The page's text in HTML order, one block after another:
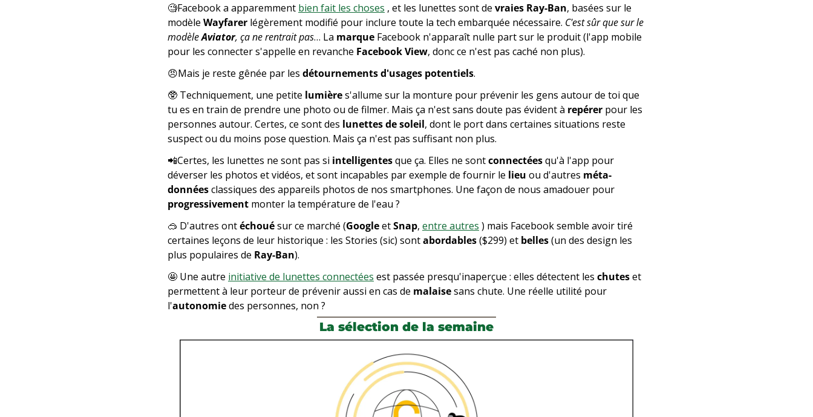
🧐Facebook a apparemment bien fait les choses , et les lunettes sont de vraies Ray-Ban, basées sur le
modèle Wayfarer légèrement modifié pour inclure toute la tech embarquée nécessaire. C'est sûr que sur le
modèle Aviator, ça ne rentrait pas… La marque Facebook n'apparaît nulle part sur le produit (l'app mobile
pour les connecter s'appelle en revanche Facebook View, donc ce n'est pas caché non plus).
😠Mais je reste gênée par les détournements d'usages potentiels.
🥸 Techniquement, une petite lumière s'allume sur la monture pour prévenir les gens autour de toi que
tu es en train de prendre une photo ou de filmer. Mais ça n'est sans doute pas évident à repérer pour les
personnes autour. Certes, ce sont des lunettes de soleil, dont le port dans certaines situations reste
suspect ou du moins pose question. Mais ça n'est pas suffisant non plus.
📲Certes, les lunettes ne sont pas si intelligentes que ça. Elles ne sont connectées qu'à l'app pour
déverser les photos et vidéos, et sont incapables par exemple de fournir le lieu ou d'autres méta-
données
progressivement monter la température de l'eau ?
🥽 D'autres ont échoué sur ce marché (Google et Snap, entre autres ) mais Facebook semble avoir tiré
certaines leçons de leur historique : les Stories (sic) sont abordables ($299) et belles (un des design les
plus populaires de Ray-Ban).
🤩 Une autre initiative de lunettes connectées est passée presqu'inaperçue : elles détectent les chutes et
permettent à leur porteur de prévenir aussi en cas de malaise sans chute. Une réelle utilité pour
l'autonomie des personnes, non ?
La sélection de la semaine